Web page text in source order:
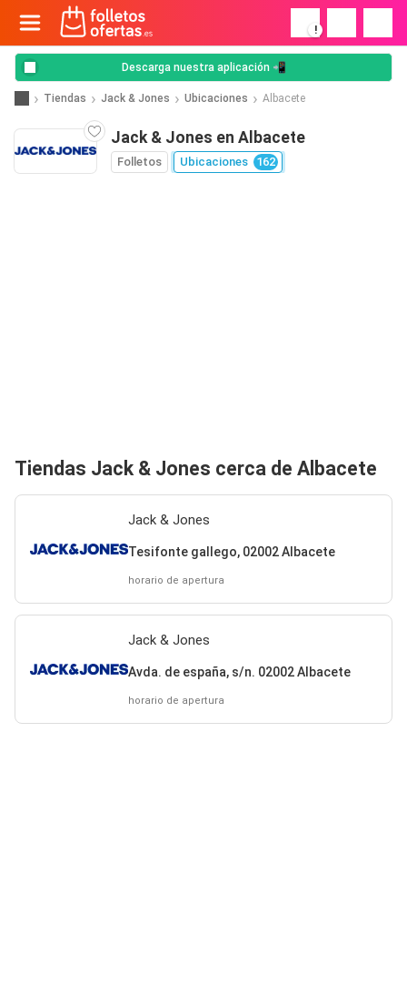
!
Descarga nuestra aplicación 📲
Tiendas Jack & Jones Ubicaciones Albacete
Jack & Jones en Albacete
Folletos Ubicaciones 162
Tiendas Jack & Jones cerca de Albacete
Jack & Jones
Tesifonte gallego, 02002 Albacete
horario de apertura
Jack & Jones
Avda. de españa, s/n. 02002 Albacete
horario de apertura